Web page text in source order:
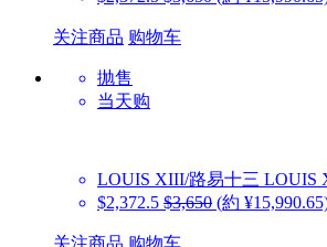
关注商品 购物车
抛售
当天购
LOUIS XIII/路易十三 LOUIS
$2,372.5 $3,650 (約